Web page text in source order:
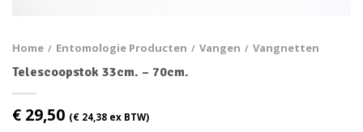
Home / Entomologie Producten / Vangen / Vangnetten
Telescoopstok 33cm. – 70cm.
€ 29,50 (€ 24,38 ex BTW)